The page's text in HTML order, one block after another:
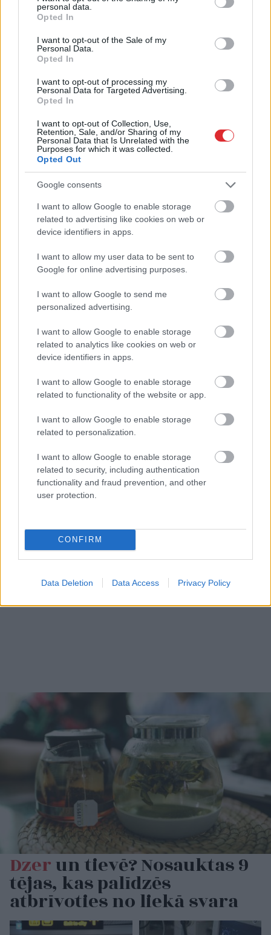
grant or deny consent to Google and its third-party tags to
use your data for below specified purposes in below Google
consent section.
personal data.
Opted In
I want to opt-out of the Sale of my
Personal Data.
Opted In
I want to opt-out of processing my
Personal Data for Targeted Advertising.
Opted In
I want to opt-out of Collection, Use,
Retention, Sale, and/or Sharing of my
Personal Data that Is Unrelated with the
Purposes for which it was collected.
Opted Out
Google consents
I want to allow Google to enable storage
related to advertising like cookies on web or
device identifiers in apps.
I want to allow my user data to be sent to
Google for online advertising purposes.
I want to allow Google to send me
personalized advertising.
I want to allow Google to enable storage
related to analytics like cookies on web or
device identifiers in apps.
I want to allow Google to enable storage
related to functionality of the website or app.
I want to allow Google to enable storage
related to personalization.
I want to allow Google to enable storage
related to security, including authentication
functionality and fraud prevention, and other
user protection.
CONFIRM
Data Deletion Data Access Privacy Policy
TESTS.Matemātikas duelis:
vai vari pārspēt
deviņgadnieku
matemātikā?
Piecēlies un aizgāji, vai
pastūmi krēslu kārtīgi
ko pasaka par tavu
raksturu
“Tasvēl no padomju
pastāv savstarpēja
piesegšana
Dzerun tievē? Nosauktas 9
tējas, kas palīdzēs
atbrīvoties no liekā svara
Atcelt Ziņot